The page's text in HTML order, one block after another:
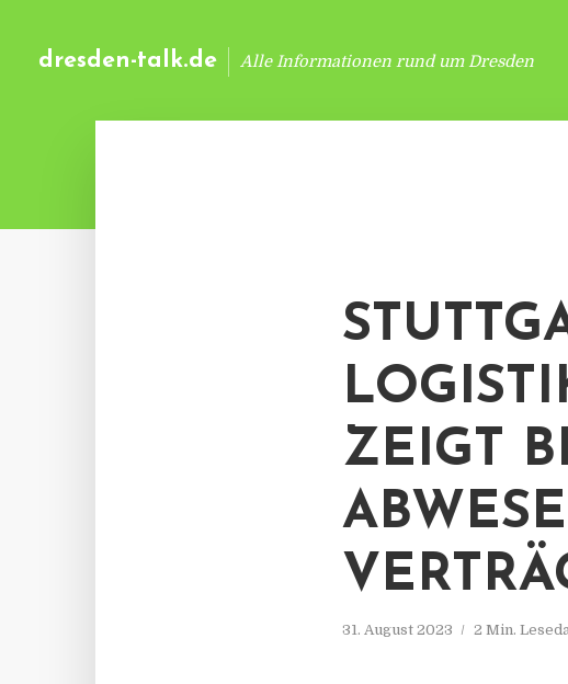
dresden-talk.de Alle Informationen rund um Dresden
ZEIGT
31. August 2023 2 Min.